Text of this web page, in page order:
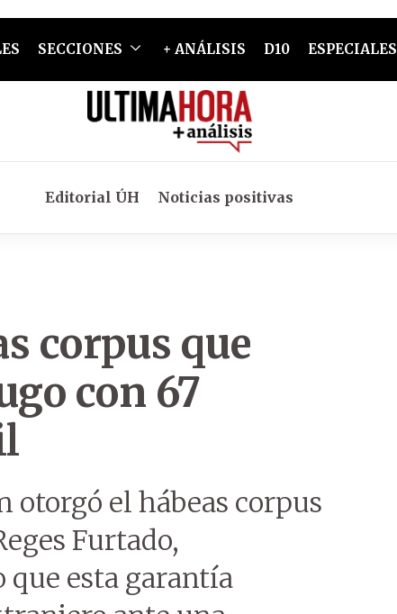
SECCIONES + ANÁLISIS D10 ESPECIALES
Editorial ÚH Noticias positivas
corpus que
con 67
otorgó el hábeas corpus
Furtado,
esta garantía